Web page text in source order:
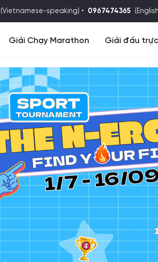
(Vietnamese-speaking) • 0967474365
Giải Chạy Marathon Giải đấu